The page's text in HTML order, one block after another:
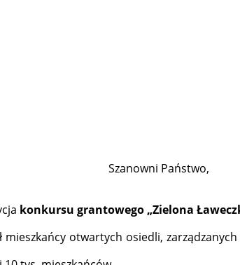
Szanowni Państwo,
konkursu grantowego „Zielona
otwartych osiedli,